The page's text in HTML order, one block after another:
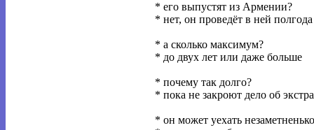
* его выпустят из Армении?
* нет, он проведёт в ней
* а сколько максимум?
* до двух лет или даже больше
* почему так долго?
* пока не закроют дело об
* он может уехать